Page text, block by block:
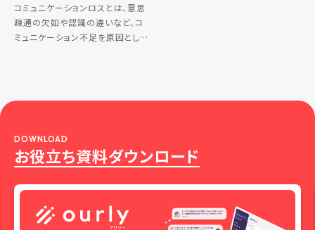
コミュニケーションロスとは、意思
疎通の欠如や認識の違いなど、コ
ミュニケーション不足を原因として
お役立ち資料ダウンロード
DOWNLOAD